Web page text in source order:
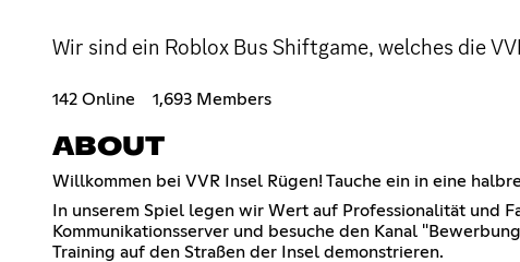
Wir sind ein Roblox Bus Shiftgame, welches die
142 Online 1,693 Members
ABOUT
Willkommen bei VVR Insel Rügen! Tauche ein in eine
In unserem Spiel legen wir Wert auf Professionalität und
Kommunikationsserver und besuche den Kanal
Training auf den Straßen der Insel demonstrieren.